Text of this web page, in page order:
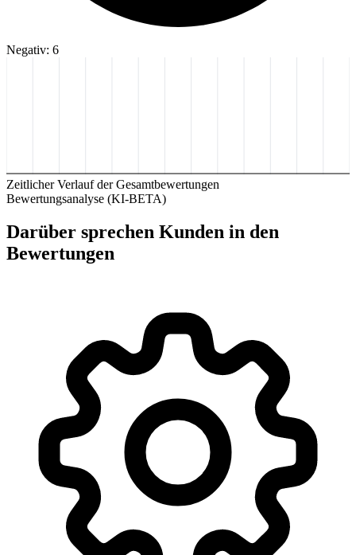
Negativ: 6
Zeitlicher Verlauf der Gesamtbewertungen
Bewertungsanalyse (KI-BETA)
Darüber sprechen Kunden in den
Bewertungen